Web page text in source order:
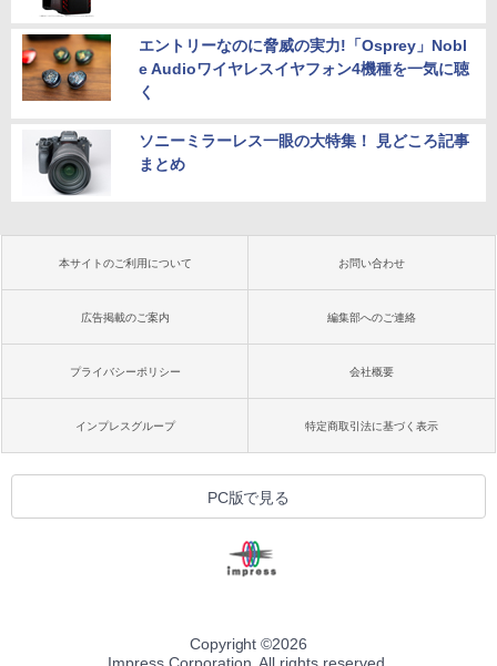
エントリーなのに脅威の実力!「Osprey」Nobl
e Audioワイヤレスイヤフォン4機種を一気に聴
く
ソニーミラーレス一眼の大特集！ 見どころ記事
まとめ
本サイトのご利用について お問い合わせ
広告掲載のご案内 編集部へのご連絡
プライバシーポリシー 会社概要
インプレスグループ 特定商取引法に基づく表示
PC版で見る
Copyright ©2026